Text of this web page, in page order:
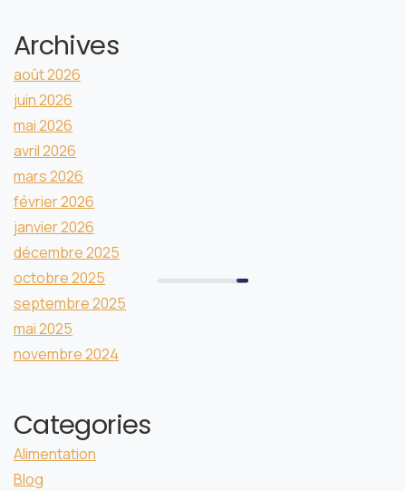
Archives
août 2026
juin 2026
mai 2026
avril 2026
mars 2026
février 2026
janvier 2026
décembre 2025
octobre 2025
septembre 2025
mai 2025
novembre 2024
Categories
Alimentation
Blog